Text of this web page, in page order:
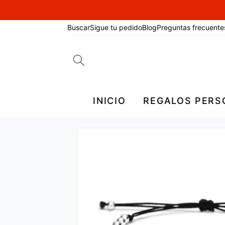
BuscarSigue tu pedidoBlogPreguntas
INICIO REGALOS